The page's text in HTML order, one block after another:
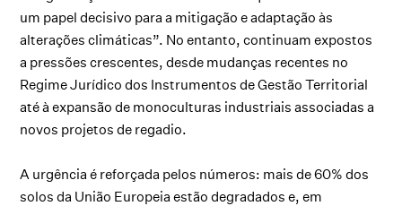
um papel decisivo para a mitigação e adaptação às
alterações climáticas”. No entanto, continuam expostos
a pressões crescentes, desde mudanças recentes no
Regime Jurídico dos Instrumentos de Gestão Territorial
até à expansão de monoculturas industriais associadas a
novos projetos de regadio.
A urgência é reforçada pelos números: mais de 60% dos
solos da União Europeia estão degradados e, em